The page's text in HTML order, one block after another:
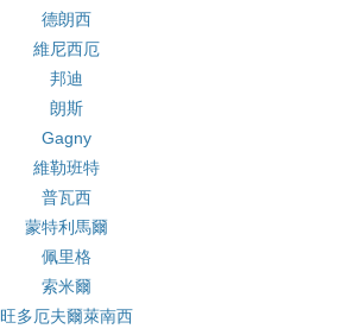
德朗西
維尼西厄
邦迪
朗斯
Gagny
維勒班特
普瓦西
蒙特利馬爾
佩里格
索米爾
旺多厄夫爾萊南西